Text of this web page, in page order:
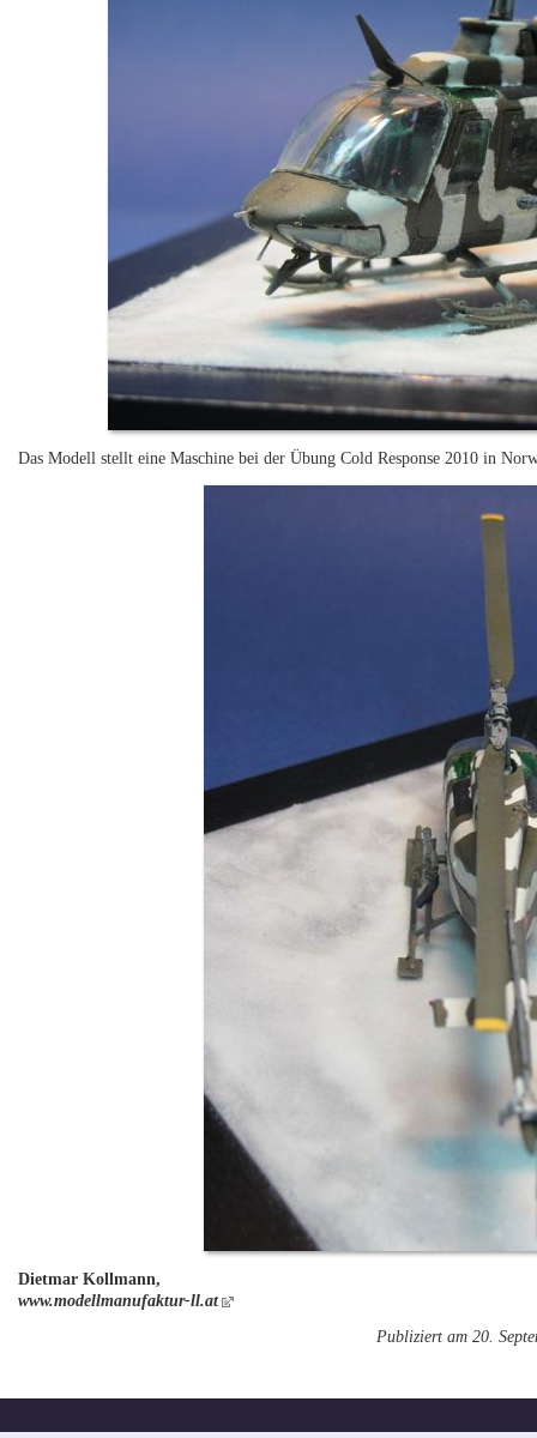
Das Modell stellt eine Maschine bei der Übung Cold Response 2010 in
Dietmar Kollmann,
www.modellmanufaktur-ll.at
Publiziert am 20.